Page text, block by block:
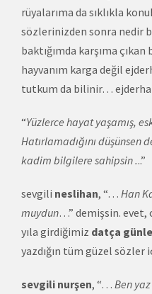
rüyalarıma da sıklıkla
sözlerinizden sonra nedir
baktığımda karşıma çıkan
hayvanım karga değil
tutkum da bilinir… ejderha
“Yüzlerce hayat yaşamış,
Hatırlamadığını
kadim bilgilere sahipsin ...”
sevgili neslihan, “… Han
muydun…” demişsin. evet,
yıla girdiğimiz datça
yazdığın tüm güzel
sevgili nurşen, “… Ben